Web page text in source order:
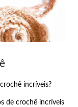
incríveis?
de crochê incríveis